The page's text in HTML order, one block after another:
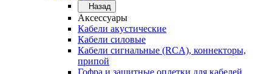
Назад
Аксессуары
Кабели акустические
Кабели силовые
Кабели сигнальные (RCA), коннекторы,
припой
Гофра и защитные оплетки для кабелей